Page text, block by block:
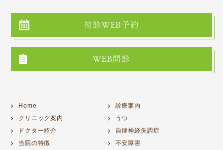
初診WEB予約
WEB問診
Home
クリニック案内
ドクター紹介
当院の特徴
診療案内
うつ
自律神経失調症
不安障害